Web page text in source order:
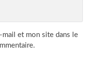
et mon site dans le